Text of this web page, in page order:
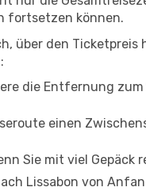
fortsetzen können.
über den
die Entfernung
einen
Sie mit viel Gepäck
Lissabon von